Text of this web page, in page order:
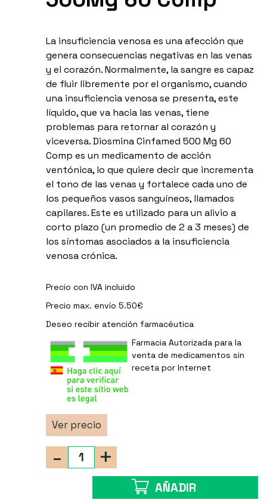
La insuficiencia venosa es una afección que
genera consecuencias negativas en las venas
y el corazón. Normalmente, la sangre es capaz
de fluir libremente por el organismo, cuando
una insuficiencia venosa se presenta, este
líquido, que va hacia las venas, tiene
problemas para retornar al corazón y
viceversa. Diosmina Cinfamed 500 Mg 60
Comp es un medicamento de acción
ventónica, lo que quiere decir que incrementa
el tono de las venas y fortalece cada uno de
los pequeños vasos sanguíneos, llamados
capilares. Este es utilizado para un alivio a
corto plazo (un promedio de 2 a 3 meses) de
los síntomas asociados a la insuficiencia
venosa crónica.
Precio con IVA incluido
Precio max. envío 5.50€
Deseo recibir atención farmacéutica
Farmacia Autorizada para la
venta de medicamentos sin
receta por Internet
Ver precio
+
-
AÑADIR